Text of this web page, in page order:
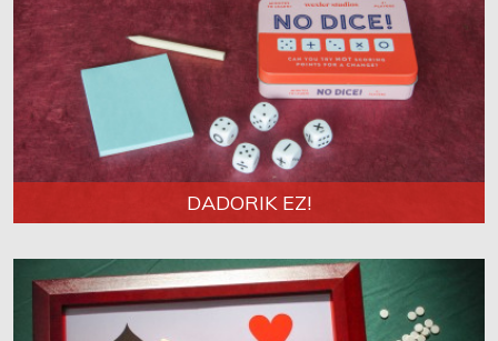
DADORIK EZ!